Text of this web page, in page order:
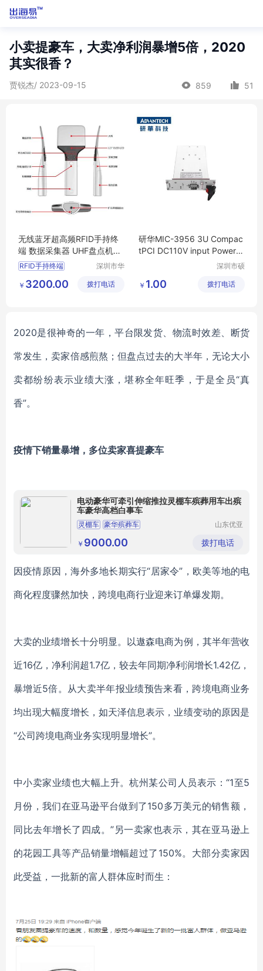
小卖提豪车，大卖净利润暴增5倍，2020
其实很香？
贾锐杰/ 2023-09-15 859 51
无线蓝牙超高频RFID手持终
端 数据采集器 UHF盘点机HX
U-A100
RFID手持终端
RFID盘点机
深圳市华
技有限公
￥ 3200.00 拨打电话
研华MIC-3956 3U Compac
tPCI DC110V input Power S
深圳市硕
限公司
￥ 1.00 拨打电话
2020是很神奇的一年，平台限发货、物流时效差、断货
常发生，卖家倍感煎熬；但盘点过去的大半年，无论大小
卖都纷纷表示业绩大涨，堪称全年旺季，于是全员“真
香”。
疫情下销量暴增，多位卖家喜提豪车
电动豪华可牵引伸缩推拉灵棚车殡葬用车出殡
车豪华高档白事车
灵棚车 豪华殡葬车
山东优亚
公司
￥ 9000.00 拨打电话
因疫情原因，海外多地长期实行“居家令”，欧美等地的电
商化程度骤然加快，跨境电商行业迎来订单爆发期。
大卖的业绩增长十分明显。以遨森电商为例，其半年营收
近16亿，净利润超1.7亿，较去年同期净利润增长1.42亿，
暴增近5倍。从大卖半年报业绩预告来看，跨境电商业务
均出现大幅度增长，如天泽信息表示，业绩变动的原因是
“公司跨境电商业务实现明显增长”。
中小卖家业绩也大幅上升。杭州某公司人员表示：“1至5
月份，我们在亚马逊平台做到了150多万美元的销售额，
同比去年增长了四成。”另一卖家也表示，其在亚马逊上
的花园工具等产品销量增幅超过了150%。大部分卖家因
此受益，一批新的富人群体应时而生：